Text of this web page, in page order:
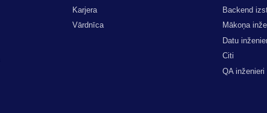
Karjera
Vārdnīca
Backend
Mākoņa
Datu
Citi
QA inženieri